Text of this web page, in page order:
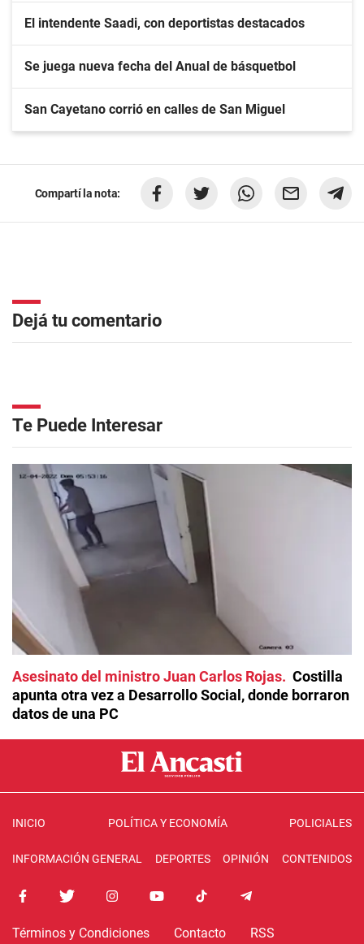
El intendente Saadi, con deportistas destacados
Se juega nueva fecha del Anual de básquetbol
San Cayetano corrió en calles de San Miguel
Compartí la nota:
Dejá tu comentario
Te Puede Interesar
Asesinato del ministro Juan Carlos Rojas
Costilla
apunta otra vez a Desarrollo Social, donde borraron
datos de una PC
INICIO POLÍTICA Y ECONOMÍA POLICIALES
INFORMACIÓN GENERAL DEPORTES OPINIÓN CONTENIDOS
Términos y Condiciones Contacto RSS